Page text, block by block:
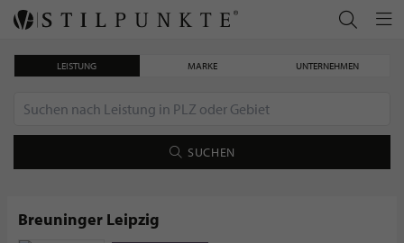
LEISTUNG MARKE UNTERNEHMEN
SUCHEN
Breuninger Leipzig